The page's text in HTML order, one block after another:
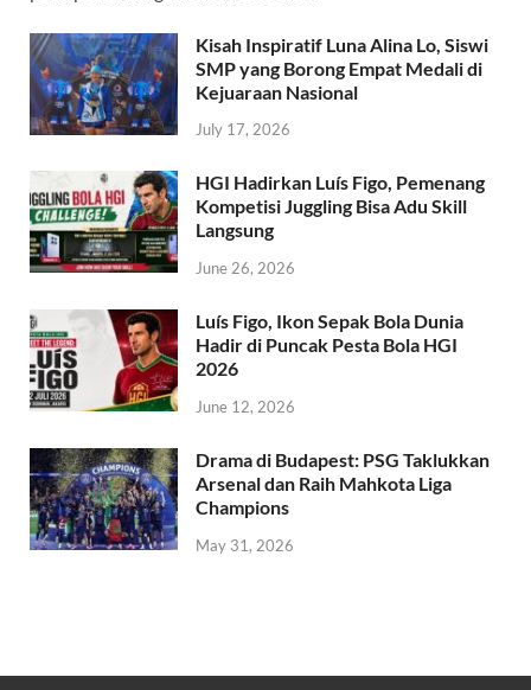
Kisah Inspiratif Luna Alina Lo, Siswi
SMP yang Borong Empat Medali di
Kejuaraan Nasional
July 17, 2026
HGI Hadirkan Luís Figo, Pemenang
Kompetisi Juggling Bisa Adu Skill
Langsung
June 26, 2026
Luís Figo, Ikon Sepak Bola Dunia
Hadir di Puncak Pesta Bola HGI
2026
June 12, 2026
Drama di Budapest: PSG Taklukkan
Arsenal dan Raih Mahkota Liga
Champions
May 31, 2026